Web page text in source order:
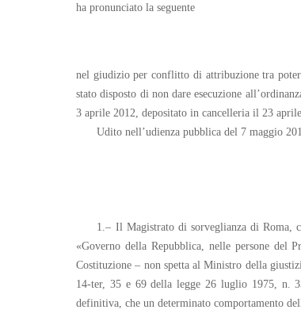
ha pronunciato la seguente
nel giudizio per conflitto di attribuzione tra
stato disposto di non dare esecuzione
3 aprile 2012, depositato in cancelleria il 23
Udito nell’udienza pubblica del 7 maggio
1.– Il Magistrato di sorveglianza di Roma,
«Governo della Repubblica, nelle persone
Costituzione – non spetta al Ministro della
14-ter, 35 e 69 della legge 26 luglio 1975, n.
definitiva, che un determinato comportamento